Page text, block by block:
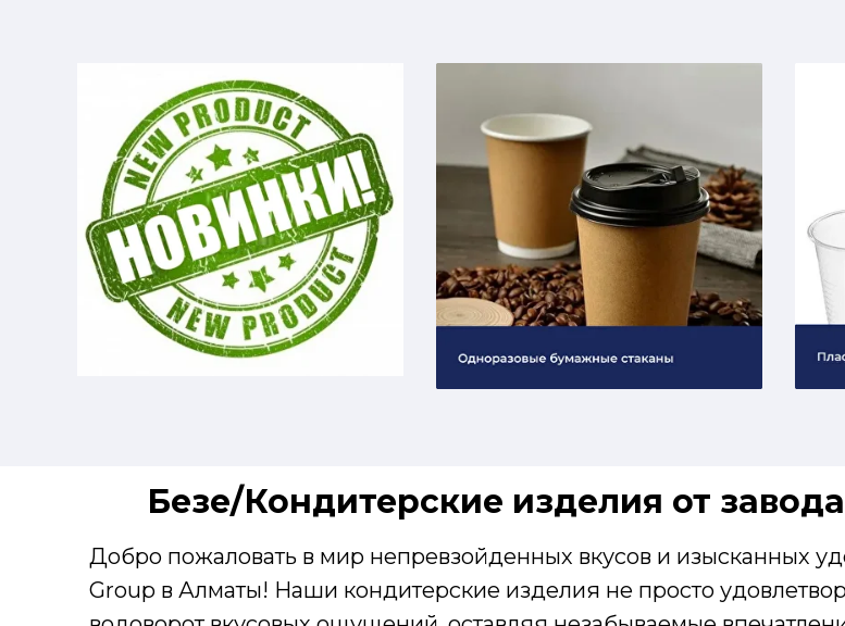
Добро пожаловать в мир непревзойденных вкусов и изысканных
Group в Алматы! Наши кондитерские изделия не просто
Безе/Кондитерские изделия от